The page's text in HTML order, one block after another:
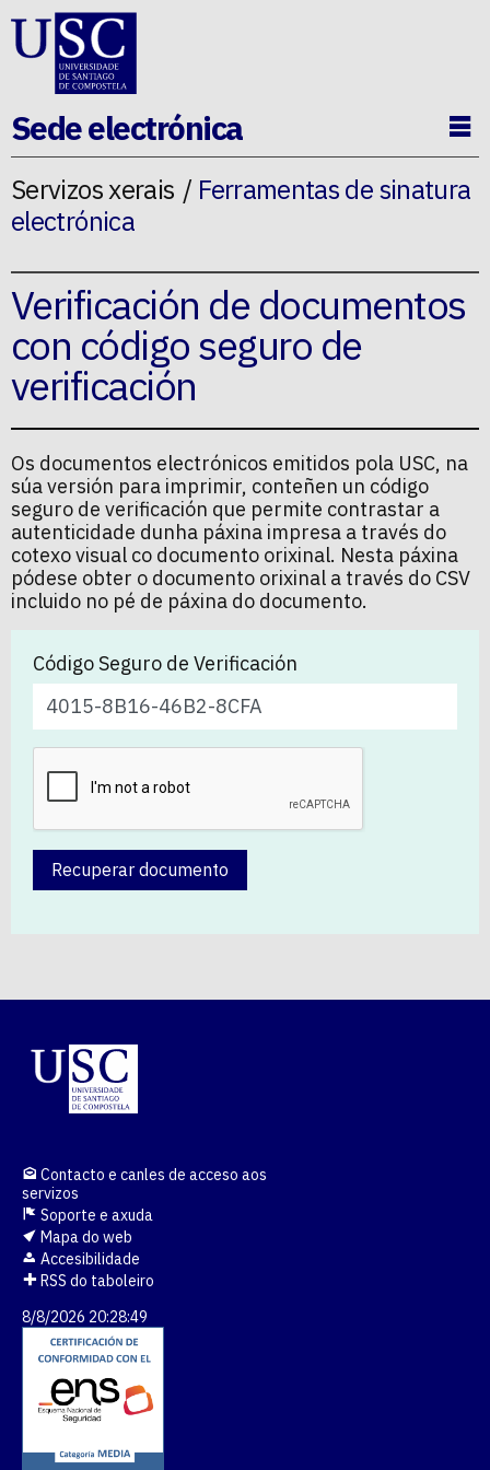
Ir ao contido da p�xina
Sede electrónica
Servizos xerais
Ferramentas de sinatura
electrónica
Verificación de documentos
con código seguro de
verificación
Os documentos electrónicos emitidos pola USC, na
súa versión para imprimir, conteñen un código
seguro de verificación que permite contrastar a
autenticidade dunha páxina impresa a través do
cotexo visual co documento orixinal. Nesta páxina
pódese obter o documento orixinal a través do CSV
incluido no pé de páxina do documento.
Código Seguro de Verificación
Recuperar documento
Contacto e canles de acceso aos
servizos
Soporte e axuda
Mapa do web
Accesibilidade
RSS do taboleiro
8/8/2026 20:28:49